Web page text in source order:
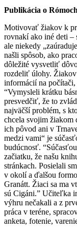
Publikácia o
Motivovať žiakov k
rovnakí ako iné deti
ale niekedy
našli spôsob, ako
dôležité vysvetliť
rozdeliť úlohy. Žiakov
informácií na počítači,
“Vymysleli krátku
presvedčiť, že to
najväčší problém, s
chcela svojim žiakom
ich pôvod ani v
medzi vami“ je
budúcnosť.
začiatku, že našu
stránkach. Posielali
v okolí a ďalšou
Granátt. Žiaci sa ma
sú Cigáni.” Učiteľka
výhru nečakali a z
práca v teréne,
anketa, fotenie,